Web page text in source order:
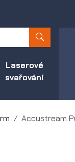
Laserové
svařování
Accustream